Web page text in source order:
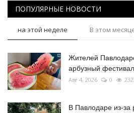
ПОПУЛЯРНЫЕ НОВОСТИ
на этой неделе В этом
Жителей
арбузный
Авг 4, 2026 0
В Павлодаре из-за